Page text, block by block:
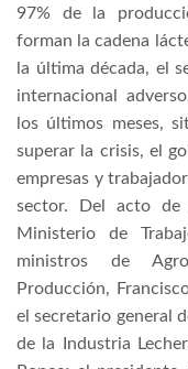
97% de la
forman la cadena
la última década, el
internacional
los últimos meses,
superar la crisis, el
empresas y
sector. Del acto de
Ministerio de
ministros de
Producción,
el secretario general
de la Industria